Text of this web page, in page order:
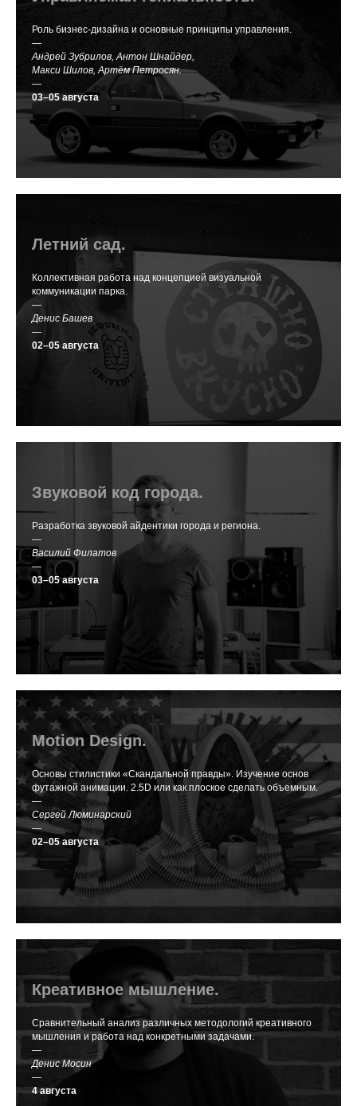
Роль бизнес-дизайна и основные принципы управления.
—
Андрей Зубрилов, Антон Шнайдер,
Макси Шилов, Артём Петросян.
—
03–05 августа
Летний сад.
Коллективная работа над концепцией визуальной
коммуникации парка.
—
Денис Башев
—
02–05 августа
Звуковой код города.
Разработка звуковой айдентики города и региона.
—
Василий Филатов
—
03–05 августа
Motion Design.
Основы стилистики «Скандальной правды». Изучение основ
футажной анимации. 2.5D или как плоское сделать объемным.
—
Сергей Люминарский
—
02–05 августа
Креативное мышление.
Сравнительный анализ различных методологий креативного
мышления и работа над конкретными задачами.
—
Денис Мосин
—
4 августа